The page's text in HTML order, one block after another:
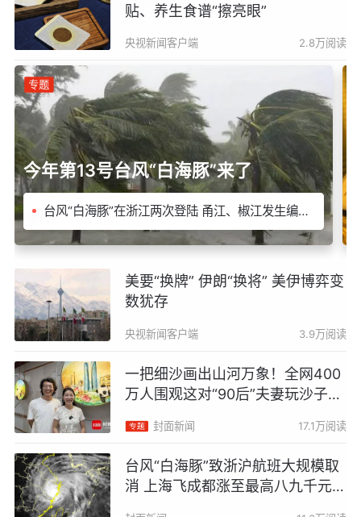
贴、养生食谱“擦亮眼”
央视新闻客户端 2.8万阅读
今年第13号台风“白海豚”来了
台风“白海豚”在浙江两次登陆 甬江、椒江发生编号
洪水
登
家
美要“换牌” 伊朗“换将” 美伊博弈变
数犹存
央视新闻客户端 3.9万阅读
一把细沙画出山河万象！全网400
万人围观这对“90后”夫妻玩沙子｜
封面新闻 17.1万阅读
台风“白海豚”致浙沪航班大规模取
消 上海飞成都涨至最高八九千元